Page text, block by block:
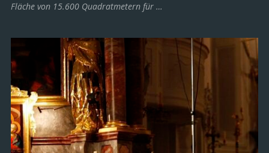
Fläche von 15.600 Quadratmetern für …